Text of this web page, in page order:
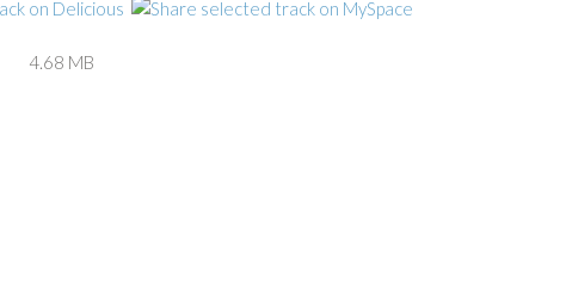
4.68 MB